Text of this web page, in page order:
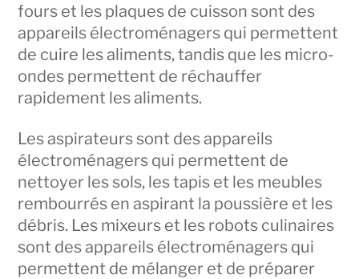
fours et les plaques de cuisson sont des
appareils électroménagers qui permettent
de cuire les aliments, tandis que les micro-
ondes permettent de réchauffer
rapidement les aliments.
Les aspirateurs sont des appareils
électroménagers qui permettent de
nettoyer les sols, les tapis et les meubles
rembourrés en aspirant la poussière et les
débris. Les mixeurs et les robots culinaires
sont des appareils électroménagers qui
permettent de mélanger et de préparer